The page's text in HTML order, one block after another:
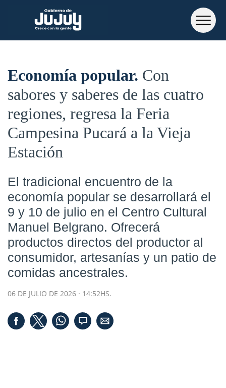
Economía popular Con
sabores y saberes de las cuatro
regiones, regresa la Feria
Campesina Pucará a la Vieja
Estación
El tradicional encuentro de la
economía popular se desarrollará el
9 y 10 de julio en el Centro Cultural
Manuel Belgrano. Ofrecerá
productos directos del productor al
consumidor, artesanías y un patio de
comidas ancestrales.
06 DE JULIO DE 2026 · 14:52HS.